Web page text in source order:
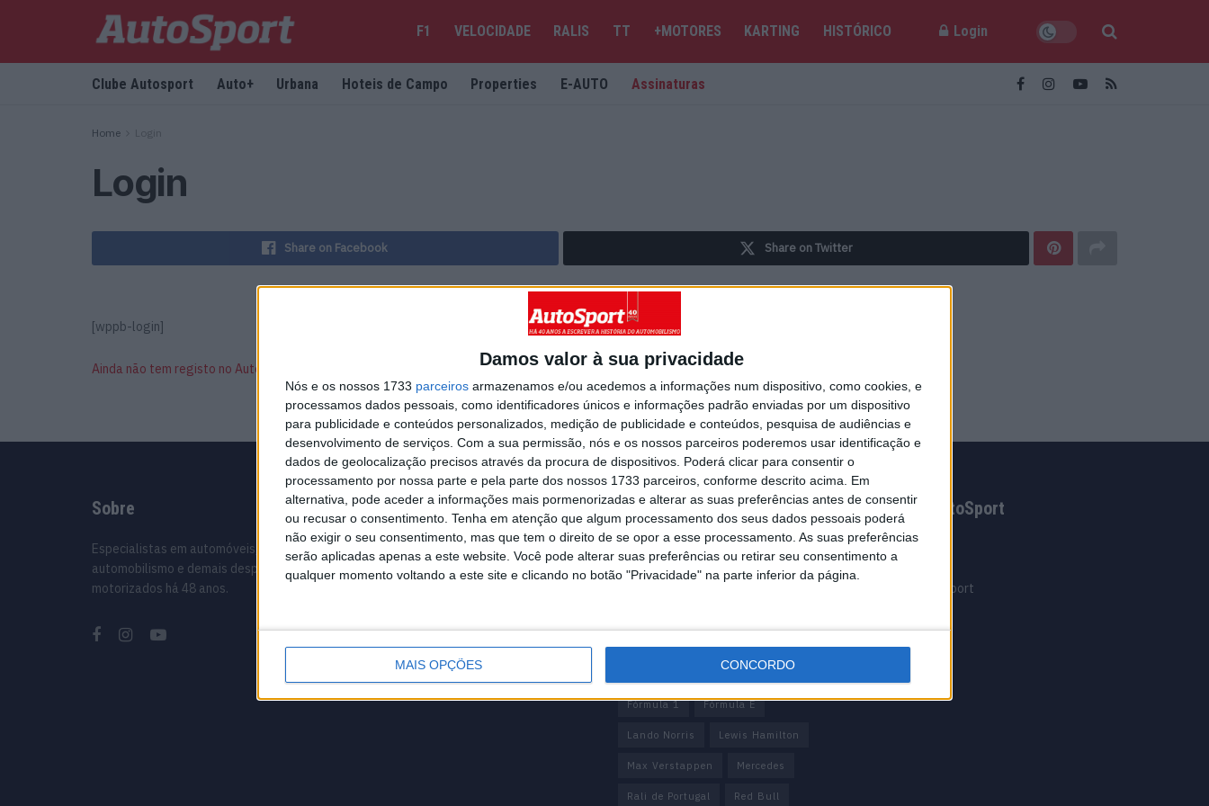
Damos valor à sua privacidade
Nós e os nossos 1733 parceiros armazenamos e/ou acedemos a informações num dispositivo, como cookies, e
processamos dados pessoais, como identificadores únicos e informações padrão enviadas por um dispositivo
para publicidade e conteúdos personalizados, medição de publicidade e conteúdos, pesquisa de audiências e
desenvolvimento de serviços. Com a sua permissão, nós e os nossos parceiros poderemos usar identificação e
dados de geolocalização precisos através da procura de dispositivos. Poderá clicar para consentir o
processamento por nossa parte e pela parte dos nossos 1733 parceiros, conforme descrito acima. Em
alternativa, pode aceder a informações mais pormenorizadas e alterar as suas preferências antes de consentir
ou recusar o consentimento. Tenha em atenção que algum processamento dos seus dados pessoais poderá
não exigir o seu consentimento, mas que tem o direito de se opor a esse processamento. As suas preferências
serão aplicadas apenas a este website. Você pode alterar suas preferências ou retirar seu consentimento a
qualquer momento voltando a este site e clicando no botão "Privacidade" na parte inferior da página.
MAIS OPÇÕES CONCORDO
F1 VELOCIDADE RALIS TT +MOTORES KARTING HISTÓRICO Login
Clube Autosport Auto+ Urbana Hoteis de Campo Properties E-AUTO Assinaturas
Home Login
Login
Share on Facebook Share on Twitter
[wppb-login]
Ainda não tem registo no Autosport?
Sobre
Especialistas em automóveis,
automobilismo e demais desportos
motorizados há 48 anos.
Informação importante
Ficha técnica
Estatuto editorial
Informação Legal
Como anunciar
Tags
António Félix da Costa
Armindo Araújo Carlos Sainz
Ferrari
Fórmula 1 Fórmula E
Lando Norris Lewis Hamilton
Max Verstappen Mercedes
Rali de Portugal Red Bull
Grupo AutoSport
Clube Autosport